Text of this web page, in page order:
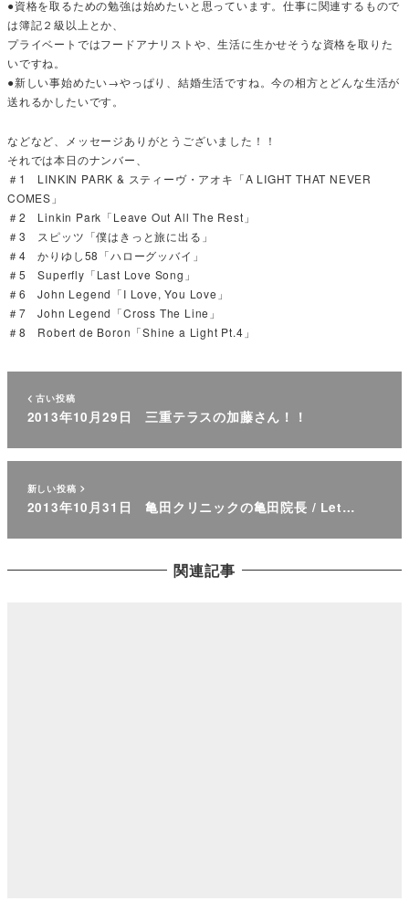
●資格を取るための勉強は始めたいと思っています。仕事に関連するもので
は簿記２級以上とか、
プライベートではフードアナリストや、生活に生かせそうな資格を取りた
いですね。
●新しい事始めたい→やっぱり、結婚生活ですね。今の相方とどんな生活が
送れるかしたいです。
などなど、メッセージありがとうございました！！
それでは本日のナンバー、
＃1 LINKIN PARK & スティーヴ・アオキ「A LIGHT THAT NEVER
COMES」
＃2 Linkin Park「Leave Out All The Rest」
＃3 スピッツ「僕はきっと旅に出る」
＃4 かりゆし58「ハローグッバイ」
＃5 Superfly「Last Love Song」
＃6 John Legend「I Love, You Love」
＃7 John Legend「Cross The Line」
＃8 Robert de Boron「Shine a Light Pt.4」
古い投稿
2013年10月29日 三重テラスの加藤さん！！
新しい投稿
2013年10月31日 亀田クリニックの亀田院長 / Let…
関連記事